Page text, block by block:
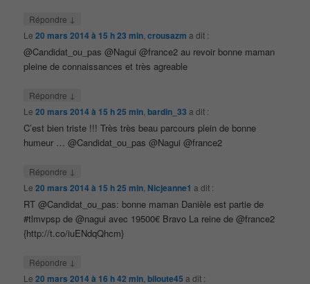
Répondre ↓
Le20 mars 2014 à 15 h 23 min ,crousazm a dit :
@Candidat_ou_pas @Nagui @france2 au revoir bonne maman
pleine de connaissances et très agreable
Répondre ↓
Le20 mars 2014 à 15 h 25 min ,bardin_33 a dit :
C’est bien triste !!! Très très beau parcours plein de bonne
humeur … @Candidat_ou_pas @Nagui @france2
Répondre ↓
Le20 mars 2014 à 15 h 25 min Nicjeanne1 a dit :
RT @Candidat_ou_pas: bonne maman Danièle est partie de
#tlmvpsp de @nagui avec 19500€ Bravo La reine de @france2
{http://t.co/iuENdqQhcm}
Répondre ↓
Le20 mars 2014 à 16 h 42 min ,biloute45 a dit :